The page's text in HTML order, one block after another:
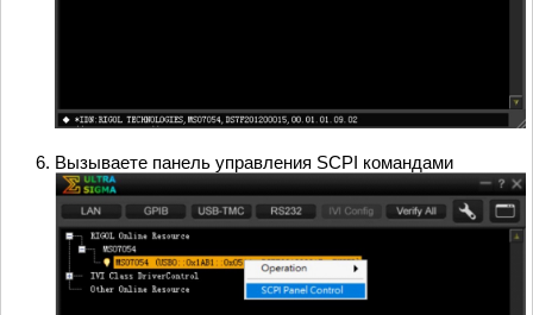
Вызываете панель управления SCPI командами